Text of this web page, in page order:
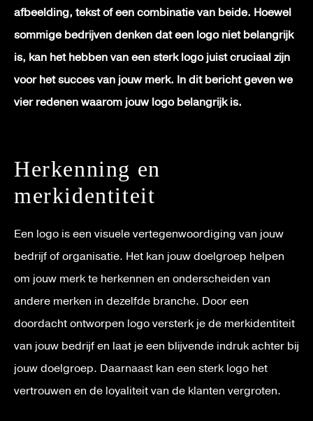
afbeelding, tekst of een combinatie van beide. Hoewel
sommige bedrijven denken dat een logo niet belangrijk
is, kan het hebben van een sterk logo juist cruciaal zijn
voor het succes van jouw merk. In dit bericht geven we
vier redenen waarom jouw logo belangrijk is.
Herkenning en
merkidentiteit
Een logo is een visuele vertegenwoordiging van jouw
bedrijf of organisatie. Het kan jouw doelgroep helpen
om jouw merk te herkennen en onderscheiden van
andere merken in dezelfde branche. Door een
doordacht ontworpen logo versterk je de merkidentiteit
van jouw bedrijf en laat je een blijvende indruk achter bij
jouw doelgroep. Daarnaast kan een sterk logo het
vertrouwen en de loyaliteit van de klanten vergroten.